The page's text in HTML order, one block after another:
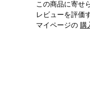
この商品に寄せ
レビューを評価
マイページの 購